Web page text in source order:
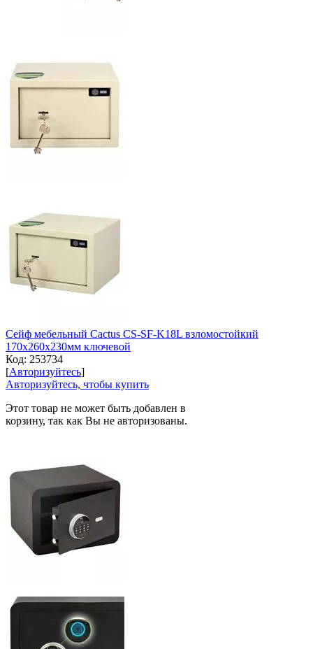
Сейф мебельный Cactus CS-SF-K18L взломостойкий
170x260x230мм ключевой
Код: 253734
[Авторизуйтесь]
Авторизуйтесь, чтобы купить
Этот товар не может быть добавлен в
корзину, так как Вы не авторизованы.